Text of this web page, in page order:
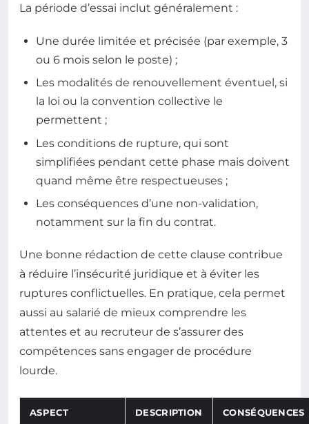
La période d’essai inclut généralement :
Une durée limitée et précisée (par exemple, 3
ou 6 mois selon le poste) ;
Les modalités de renouvellement éventuel, si
la loi ou la convention collective le
permettent ;
Les conditions de rupture, qui sont
simplifiées pendant cette phase mais doivent
quand même être respectueuses ;
Les conséquences d’une non-validation,
notamment sur la fin du contrat.
Une bonne rédaction de cette clause contribue
à réduire l’insécurité juridique et à éviter les
ruptures conflictuelles. En pratique, cela permet
aussi au salarié de mieux comprendre les
attentes et au recruteur de s’assurer des
compétences sans engager de procédure
lourde.
ASPECT DESCRIPTION CONSÉQUENCES